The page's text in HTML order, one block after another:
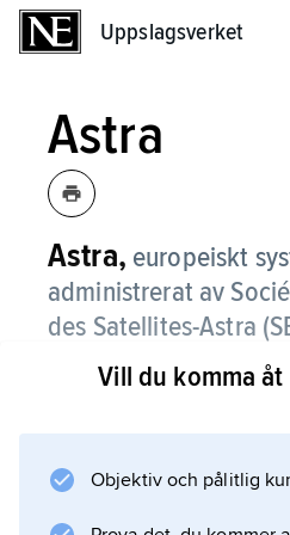
Uppslagsverket
Astra
Astra, europeiskt
administrerat av
des Satellites-Astra
inriktat på TV- och
enskilda hushåll.
Astra för
Vill du komma
Objektiv och pålitlig